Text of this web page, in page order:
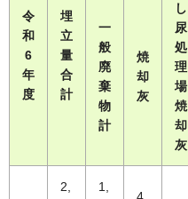
令
和
6
年
度
埋
立
量
合
計
一
般
廃
棄
物
計
焼
却
灰
し
尿
処
理
場
焼
却
灰
2,
1,